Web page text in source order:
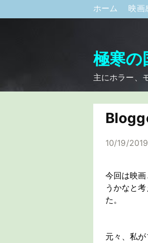
ホーム 映画
極寒の
主にホラー、
10/19/
今回は映
うかなと
た。
元々、私